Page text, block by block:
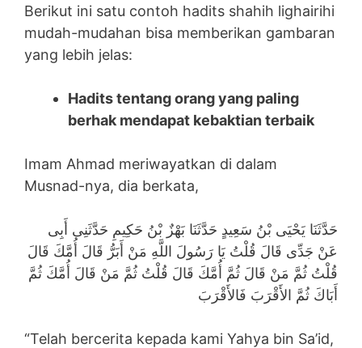
Berikut ini satu contoh hadits shahih lighairihi
mudah-mudahan bisa memberikan gambaran
yang lebih jelas:
Hadits tentang orang yang paling
berhak mendapat kebaktian terbaik
Imam Ahmad meriwayatkan di dalam
Musnad-nya, dia berkata,
حَدَّثَنَا يَحْيَى بْنُ سَعِيدٍ حَدَّثَنَا بَهْزٌ بْنُ حَكِيمِ حَدَّثَنِى أَبِى
عَنْ جَدِّى قَالَ قُلْتُ يَا رَسُولَ اللَّهِ مَنْ أَبَرُّ قَالَ أُمَّكَ قَالَ
قُلْتُ ثُمَّ مَنْ قَالَ ثُمَّ أُمَّكَ قَالَ قُلْتُ ثُمَّ مَنْ قَالَ أُمَّكَ ثُمَّ
أَبَاكَ ثُمَّ الأَقْرَبَ فَالأَقْرَبَ
“Telah bercerita kepada kami Yahya bin Sa’id,